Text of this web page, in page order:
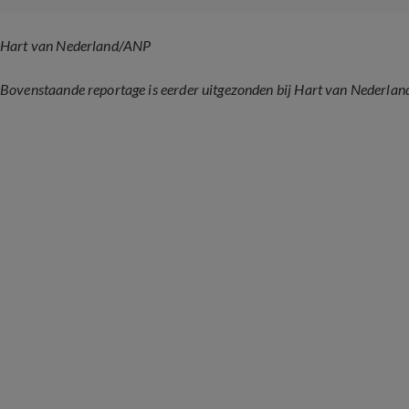
Hart van Nederland/ANP
Bovenstaande reportage is eerder uitgezonden bij Hart van